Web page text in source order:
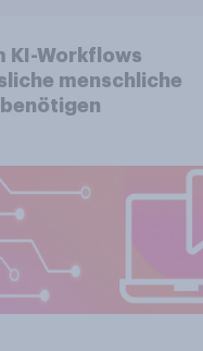
KI-Workflows
menschliche
benötigen